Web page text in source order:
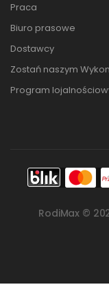
Praca
Biuro prasowe
Dostawcy
Zostań naszym
Program
RodiMax ©